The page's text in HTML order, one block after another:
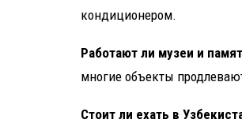
кондиционером.
Работают ли музеи и
многие объекты
Стоит ли ехать в